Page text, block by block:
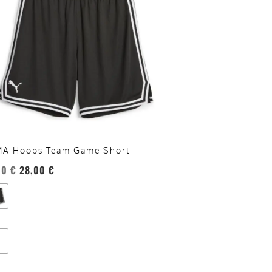
Hoops Team Game Short
€ 28,00 €